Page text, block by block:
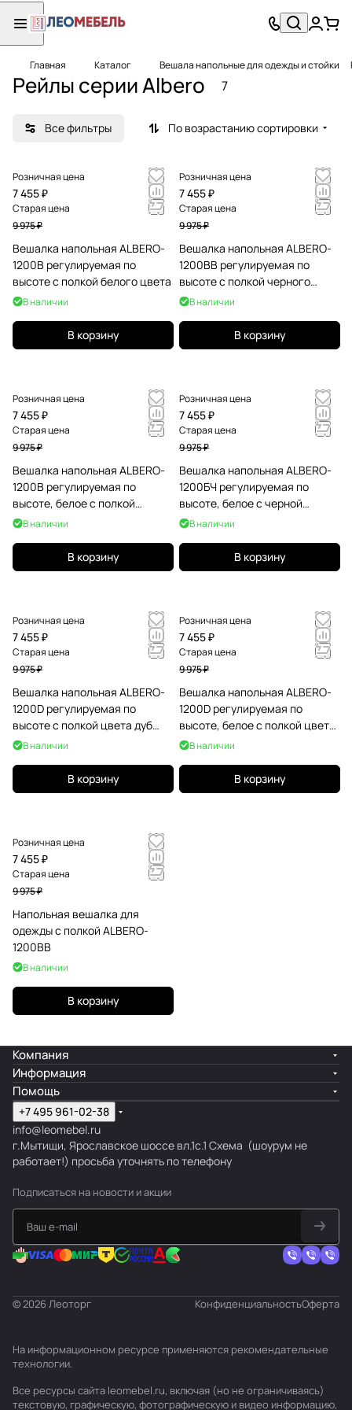
Главная Каталог Вешала напольные для одежды и стойки
Рейлы серии Albero 7
Все фильтры По возрастанию сортировки
Розничная цена
7 455 ₽
Старая цена
9 975 ₽
Вешалка напольная ALBERO-
1200B регулируемая по
высоте с полкой белого цвета
В наличии
В корзину
Розничная цена
7 455 ₽
Старая цена
9 975 ₽
Вешалка напольная ALBERO-
1200BB регулируемая по
высоте с полкой черного
цвета
В наличии
В корзину
Розничная цена
7 455 ₽
Старая цена
9 975 ₽
Вешалка напольная ALBERO-
1200B регулируемая по
высоте, белое с полкой
белого цвета
В наличии
В корзину
Розничная цена
7 455 ₽
Старая цена
9 975 ₽
Вешалка напольная ALBERO-
1200БЧ регулируемая по
высоте, белое с черной
полкой
В наличии
В корзину
Розничная цена
7 455 ₽
Старая цена
9 975 ₽
Вешалка напольная ALBERO-
1200D регулируемая по
высоте с полкой цвета дуб
сонома
В наличии
В корзину
Розничная цена
7 455 ₽
Старая цена
9 975 ₽
Вешалка напольная ALBERO-
1200D регулируемая по
высоте, белое с полкой цвета
дуб сонома
В наличии
В корзину
Розничная цена
7 455 ₽
Старая цена
9 975 ₽
Напольная вешалка для
одежды с полкой ALBERO-
1200BB
В наличии
В корзину
Компания
Информация
Помощь
+7 495 961-02-38
info@leomebel.ru
г.Мытищи, Ярославское шоссе вл.1с.1 Схема (шоурум не
работает!) просьба уточнять по телефону
Подписаться на новости и акции
© 2026 Леоторг КонфиденциальностьОферта
На информационном ресурсе применяются рекомендательные
технологии.
Все ресурсы сайта leomebel.ru, включая (но не ограничиваясь)
текстовую, графическую, фотографическую и видео информацию,